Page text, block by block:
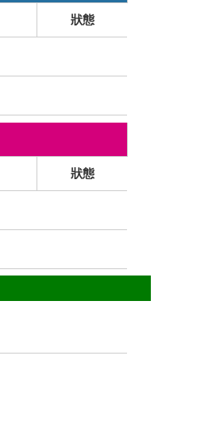
狀態
狀態